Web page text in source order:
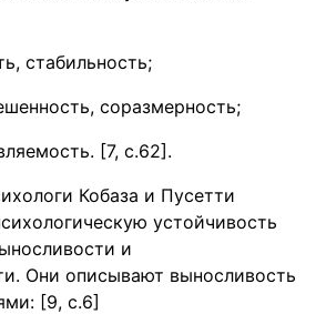
стабильность;
соразмерность;
[7, с.62].
Кобаза и Пусетти
устойчивость
и
Они описывают выносливость
[9, с.6]